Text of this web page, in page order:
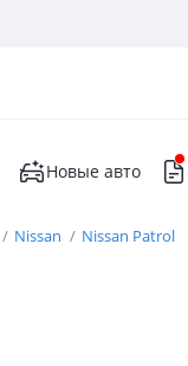
Новые авто
Nissan Nissan Patrol